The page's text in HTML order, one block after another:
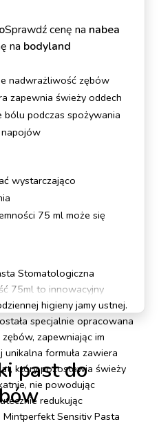
nadwrażliwość zębów
zapewnia świeży oddech
bólu podczas spożywania
wystarczająco
75 ml może się
Stomatologiczna
75ml to innowacyjny
higieny jamy ustnej.
specjalnie opracowana
zapewniając im
unikalna formuła zawiera
który pozostawia świeży
nie powodując
redukując
Sensitiv Pasta
Sprawdź cenę na nabea
na bodyland
past do